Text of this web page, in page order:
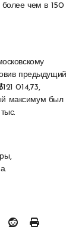
более чем в 150
предыдущий
014,73,
максимум был